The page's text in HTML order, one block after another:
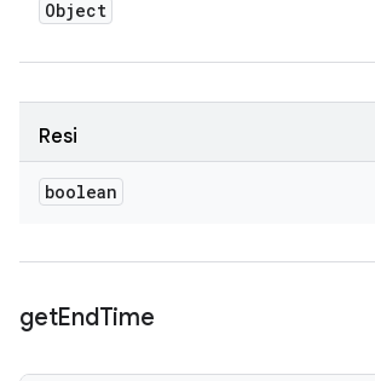
Object
Resi
boolean
getEndTime